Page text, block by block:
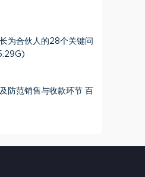
为合伙人的28个关键问
防范销售与收款环节 百